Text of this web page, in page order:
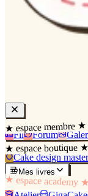
★ espace membre ★
Fil Forum
★ espace boutique ★
Cake design
Mes livres
★ espace academy ★